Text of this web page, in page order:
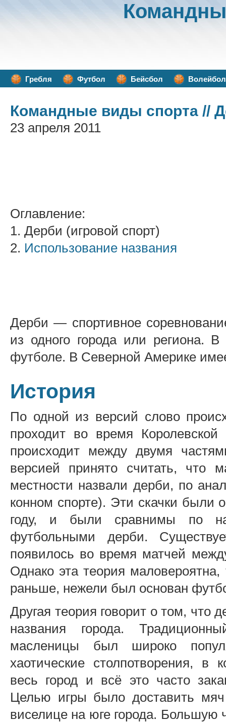
Гребля Футбол Бейсбол Волейбол
Командные виды спорта //
23 апреля 2011
Оглавление:
1. Дерби (игровой спорт)
2. Использование названия
Дерби — спортивное
из одного города или региона.
футболе. В Северной Америке
История
По одной из версий слово
проходит во время
происходит между двумя
версией принято считать, что
местности назвали дерби, по
конном спорте). Эти скачки
году, и были сравнимы по
футбольными дерби.
появилось во время матчей
Однако эта теория маловероятна,
раньше, нежели был основан
Другая теория говорит о том, что
названия города.
масленицы был широко
хаотические столпотворения, в
весь город и всё это часто
Целью игры было доставить
виселице на юге города. Большую